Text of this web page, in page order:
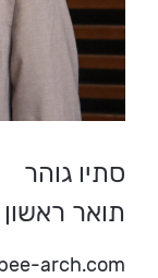
סתיו גוהר
תואר
arch.com